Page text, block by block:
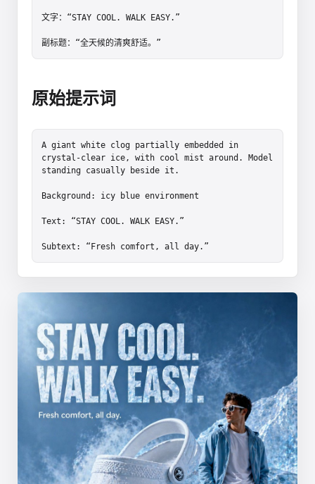
文字：“STAY COOL. WALK EASY.”
副标题：“全天候的清爽舒适。”
原始提示词
A giant white clog partially embedded in
crystal-clear ice, with cool mist around. Model
standing casually beside it.
Background: icy blue environment
Text: “STAY COOL. WALK EASY.”
Subtext: “Fresh comfort, all day.”